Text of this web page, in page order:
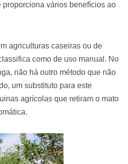
proporciona vários benefícios ao
agriculturas caseiras ou de
como de uso manual. No
não há outro método que não
um substituto para este
agrícolas que retiram o mato